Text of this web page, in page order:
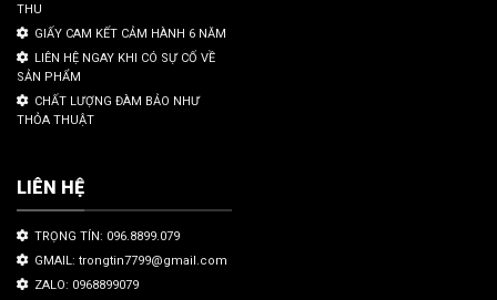
THU
GIẤY CAM KẾT CẢM HÀNH 6 NĂM
LIÊN HỆ NGAY KHI CÓ SỰ CỐ VỀ
SẢN PHẨM
CHẤT LƯỢNG ĐÀM BẢO NHƯ
THỎA THUẬT
LIÊN HỆ
TRỌNG TÍN: 096.8899.079
GMAIL: trongtin7799@gmail.com
ZALO: 0968899079